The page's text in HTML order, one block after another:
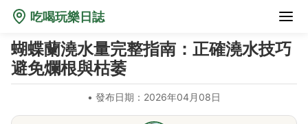
吃喝玩樂日誌
蝴蝶蘭澆水量完整指南：正確澆水技巧
避免爛根與枯萎
• 發布日期：2026年04月08日